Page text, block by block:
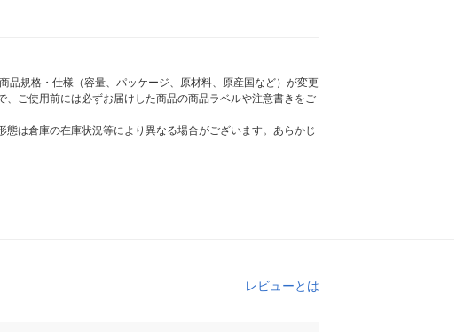
品規格・仕様（容量、パッケージ、原材料、原産国など）が変更
ご使用前には必ずお届けした商品の商品ラベルや注意書きをご
は倉庫の在庫状況等により異なる場合がございます。あらかじ
レビューとは